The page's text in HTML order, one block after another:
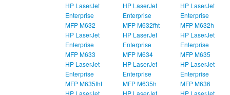
HP LaserJet
Enterprise
MFP M632
HP LaserJet
Enterprise
MFP M632fht
HP LaserJet
Enterprise
MFP M632h
HP LaserJet
Enterprise
MFP M633
HP LaserJet
Enterprise
MFP M634
HP LaserJet
Enterprise
MFP M635
HP LaserJet
Enterprise
MFP M635fht
HP LaserJet
Enterprise
MFP M635h
HP LaserJet
Enterprise
MFP M636